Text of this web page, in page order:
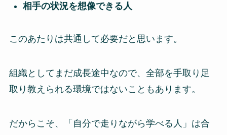
相手の状況を想像できる人
このあたりは共通して必要だと思います。
組織としてまだ成長途中なので、全部を手取り足
取り教えられる環境ではないこともあります。
だからこそ、「自分で走りながら学べる人」は合